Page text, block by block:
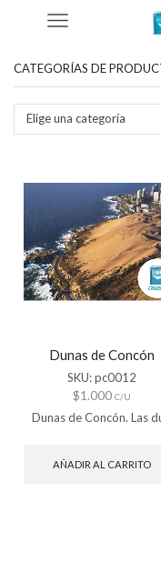
Tienda
CATEGORÍAS DE
Elige una categoría
Dunas de Concón
SKU:pc0012
$1.000 C/U
Dunas de Concón. Las
AÑADIR AL CARRITO